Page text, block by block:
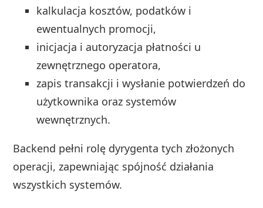
kalkulacja kosztów, podatków i
ewentualnych promocji,
inicjacja i autoryzacja płatności u
zewnętrznego operatora,
zapis transakcji i wysłanie potwierdzeń do
użytkownika oraz systemów
wewnętrznych.
Backend pełni rolę dyrygenta tych złożonych
operacji, zapewniając spójność działania
wszystkich systemów.